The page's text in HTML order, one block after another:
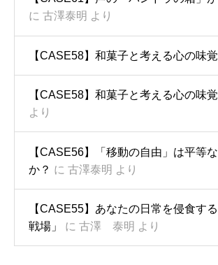
に 古澤泰明 より
【CASE58】和菓子と考える心の味覚
【CASE58】和菓子と考える心の味覚
より
【CASE56】「移動の自由」は平等
か？ に 古澤泰明 より
【CASE55】あなたの日常を侵食す
戦場」
に 古澤 泰明 より